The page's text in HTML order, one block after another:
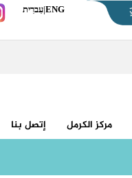
ENG
|עִברִית
مركز الكرمل إتصل بنا